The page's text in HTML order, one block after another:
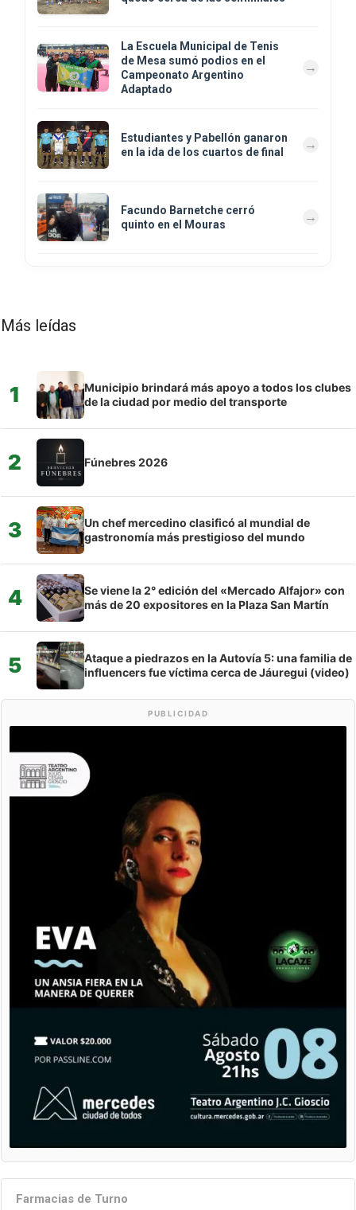
La Escuela Municipal de Tenis
de Mesa sumó podios en el
Campeonato Argentino
Adaptado
Estudiantes y Pabellón ganaron
en la ida de los cuartos de final
Facundo Barnetche cerró
quinto en el Mouras
Más leídas
1
Municipio brindará más apoyo a todos los clubes
de la ciudad por medio del transporte
2 Fúnebres 2026
3
Un chef mercedino clasificó al mundial de
gastronomía más prestigioso del mundo
4
Se viene la 2° edición del «Mercado Alfajor» con
más de 20 expositores en la Plaza San Martín
5
Ataque a piedrazos en la Autovía 5: una familia de
influencers fue víctima cerca de Jáuregui (video)
PUBLICIDAD
Farmacias de Turno